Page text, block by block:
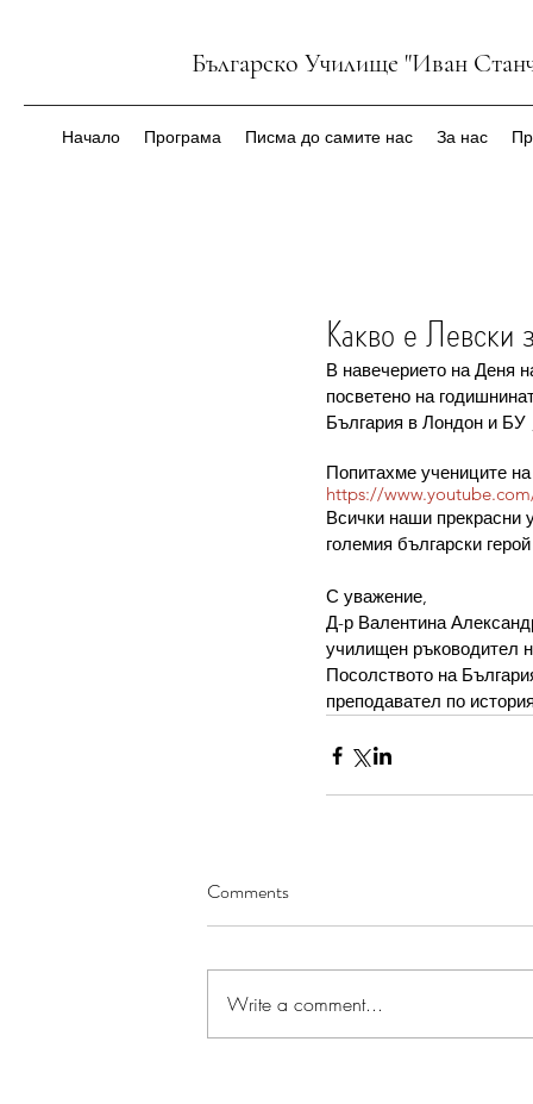
Българско Училище "Иван
Начало Програма Писма до самите нас За нас
Какво е Левски
В навечерието на Деня
посветено на
България в Лондон и
Попитахме учениците
https://
Всички наши прекрасни
големия български
С уважение,
Д-р Валентина
училищен ръководител
Посолството на
преподавател по
Comments
Write a comment...